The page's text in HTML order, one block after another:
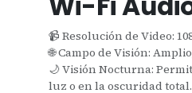
📹 Resolución de Video:
🌐 Campo de Visión:
🌙 Visión Nocturna:
luz o en la oscuridad total.